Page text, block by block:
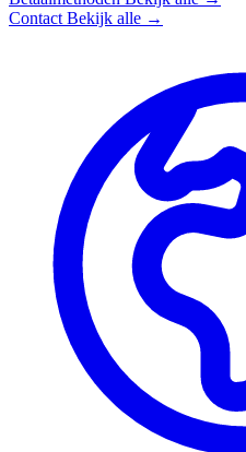
Contact Bekijk alle →